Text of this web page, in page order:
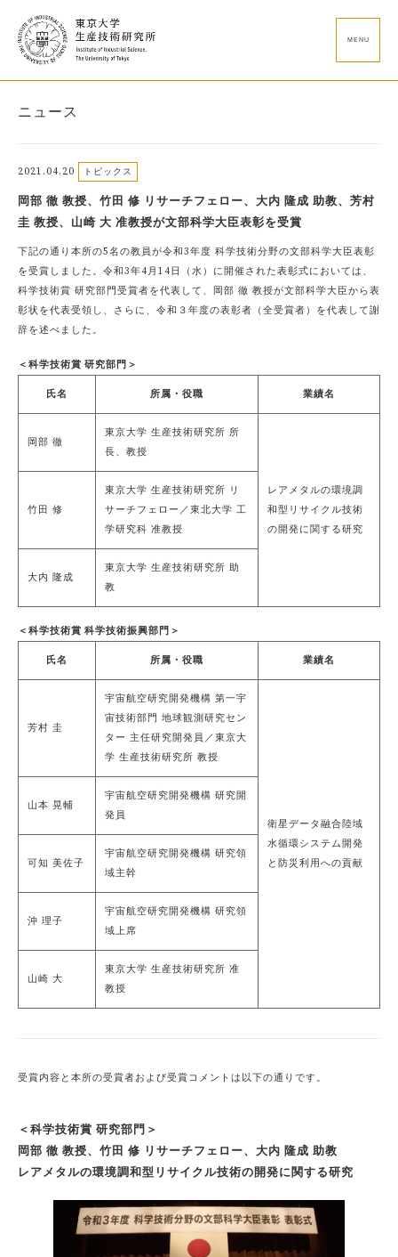
MENU
ニュース
2021.04.20 トピックス
岡部 徹 教授、竹田 修 リサーチフェロー、大内 隆成 助教、芳村
圭 教授、山崎 大 准教授が文部科学大臣表彰を受賞
下記の通り本所の5名の教員が令和3年度 科学技術分野の文部科学大臣表彰
を受賞しました。令和3年4月14日（水）に開催された表彰式においては、
科学技術賞 研究部門受賞者を代表して、岡部 徹 教授が文部科学大臣から表
彰状を代表受領し、さらに、令和３年度の表彰者（全受賞者）を代表して謝
辞を述べました。
＜科学技術賞 研究部門＞
氏名 所属・役職 業績名
岡部 徹
東京大学 生産技術研究所 所
長、教授
レアメタルの環境調
和型リサイクル技術
の開発に関する研究
竹田 修
東京大学 生産技術研究所 リ
サーチフェロー／東北大学 工
学研究科 准教授
大内 隆成
東京大学 生産技術研究所 助
教
＜科学技術賞 科学技術振興部門＞
氏名 所属・役職 業績名
芳村 圭
宇宙航空研究開発機構 第一宇
宙技術部門 地球観測研究セン
ター 主任研究開発員／東京大
学 生産技術研究所 教授
衛星データ融合陸域
水循環システム開発
と防災利用への貢献
山本 晃輔
宇宙航空研究開発機構 研究開
発員
可知 美佐子
宇宙航空研究開発機構 研究領
域主幹
沖 理子
宇宙航空研究開発機構 研究領
域上席
山崎 大
東京大学 生産技術研究所 准
教授
受賞内容と本所の受賞者および受賞コメントは以下の通りです。
＜科学技術賞 研究部門＞
岡部 徹 教授、竹田 修 リサーチフェロー、大内 隆成 助教
レアメタルの環境調和型リサイクル技術の開発に関する研究